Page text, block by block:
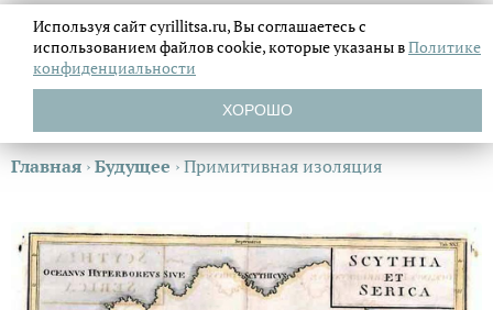
Главная ›Будущее ›Примитивная изоляция
Используя сайт cyrillitsa.ru, Вы соглашаетесь с
использованием файловcookie, которые указаны вПолитике
конфиденциальности
ХОРОШО